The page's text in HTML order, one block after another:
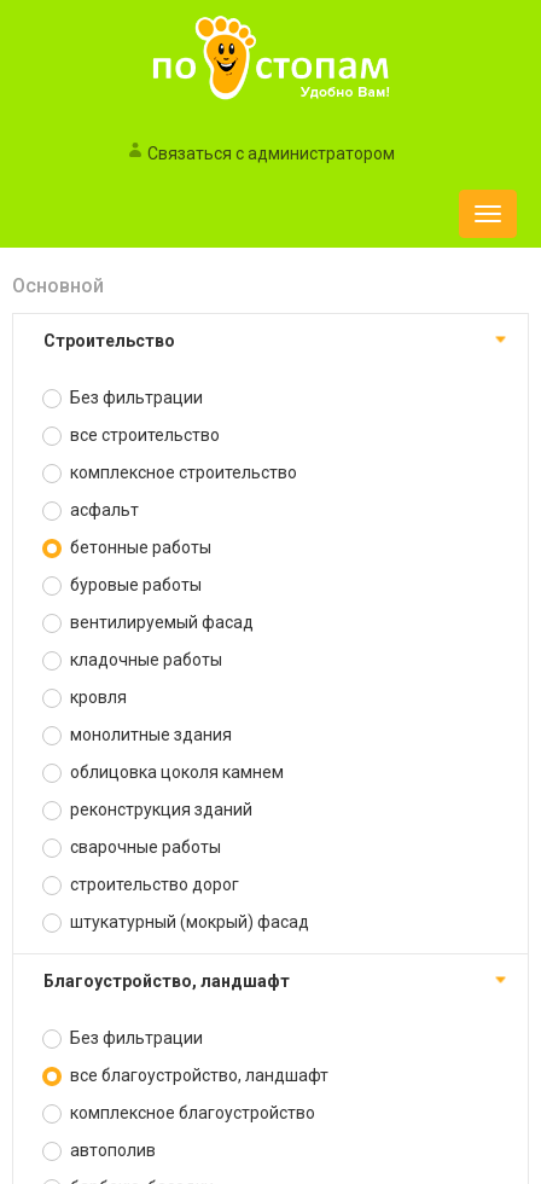
Связаться с администратором
Toggle
Основной
строительство
Без фильтрации
все строительство
комплексное строительство
асфальт
бетонные работы
буровые работы
вентилируемый фасад
кладочные работы
кровля
монолитные здания
облицовка цоколя камнем
реконструкция зданий
сварочные работы
строительство дорог
штукатурный (мокрый) фасад
благоустройство, ландшафт
Без фильтрации
все благоустройство, ландшафт
комплексное благоустройство
автополив